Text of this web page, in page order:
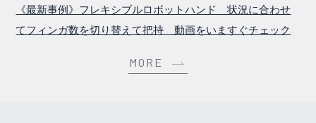
《最新事例》フレキシブルロボットハンド 状況に合わせ
てフィンガ数を切り替えて把持 動画をいますぐチェック
MORE